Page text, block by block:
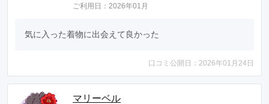
ご利用日：2026年01月
気に入った着物に出会えて良かった
口コミ公開日：2026年01月24日
マリーベル